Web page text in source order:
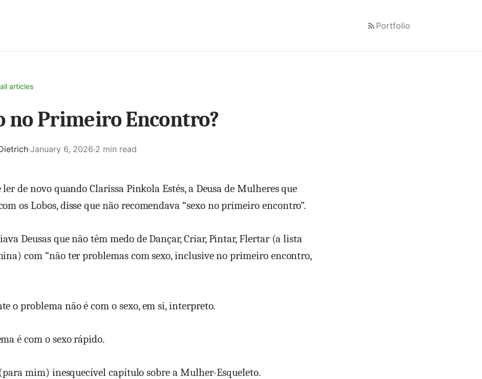
Portfolio
articles
no Primeiro Encontro?
·January 6, 2026·2 min read
de novo quando Clarissa Pinkola Estés, a Deusa de Mulheres que
os Lobos, disse que não recomendava “sexo no primeiro encontro”.
Deusas que não têm medo de Dançar, Criar, Pintar, Flertar (a lista
com “não ter problemas com sexo, inclusive no primeiro encontro,
o problema não é com o sexo, em si, interpreto.
é com o sexo rápido.
mim) inesquecível capítulo sobre a Mulher-Esqueleto.